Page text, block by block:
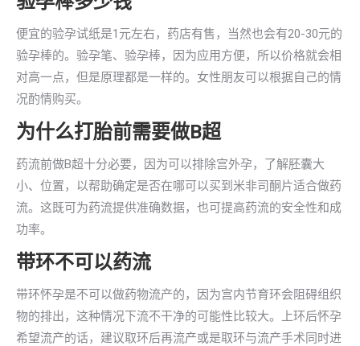
便宜的验孕试纸是1元左右，药店有售，当然也会有20-30元的
验孕棒的。验孕笔、验孕棒，因为应用方便，所以价格就会相
对高一点，但是原理都是一样的。女性朋友可以根据自己的情
况酌情购买。
为什么打胎前需要做B超
药流前做B超十分必要，因为可以排除宫外孕，了解胚囊大
小、位置，以帮助确定是否在哪可以买到米非司酮片适合做药
流。这既可为药流提供准确数据，也可提高药流的安全性和成
功率。
带环不可以药流
带环怀孕是不可以做药物流产的，因为宫内节育环会阻碍组织
物的排出，这种情况下流不干净的可能性比较大。上环后怀孕
希望流产的话，建议取环后再流产或是取环与流产手术同时进